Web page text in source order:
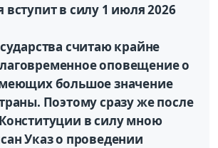
вступит в силу 1 июля 2026
считаю крайне
оповещение о
большое значение
Поэтому сразу же после
в силу мною
Указ о проведении